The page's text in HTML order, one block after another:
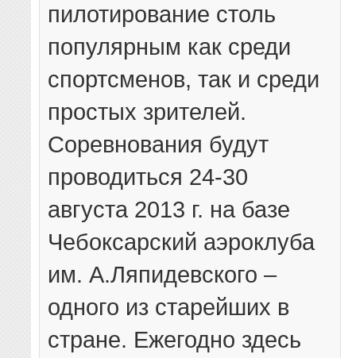
пилотирование столь
популярным как среди
спортсменов, так и среди
простых зрителей.
Соревнования будут
проводиться 24-30
августа 2013 г. на базе
Чебоксарский аэроклуба
им. А.Ляпидевского –
одного из старейших в
стране. Ежегодно здесь